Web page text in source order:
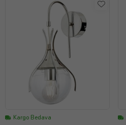
Kargo Bedava